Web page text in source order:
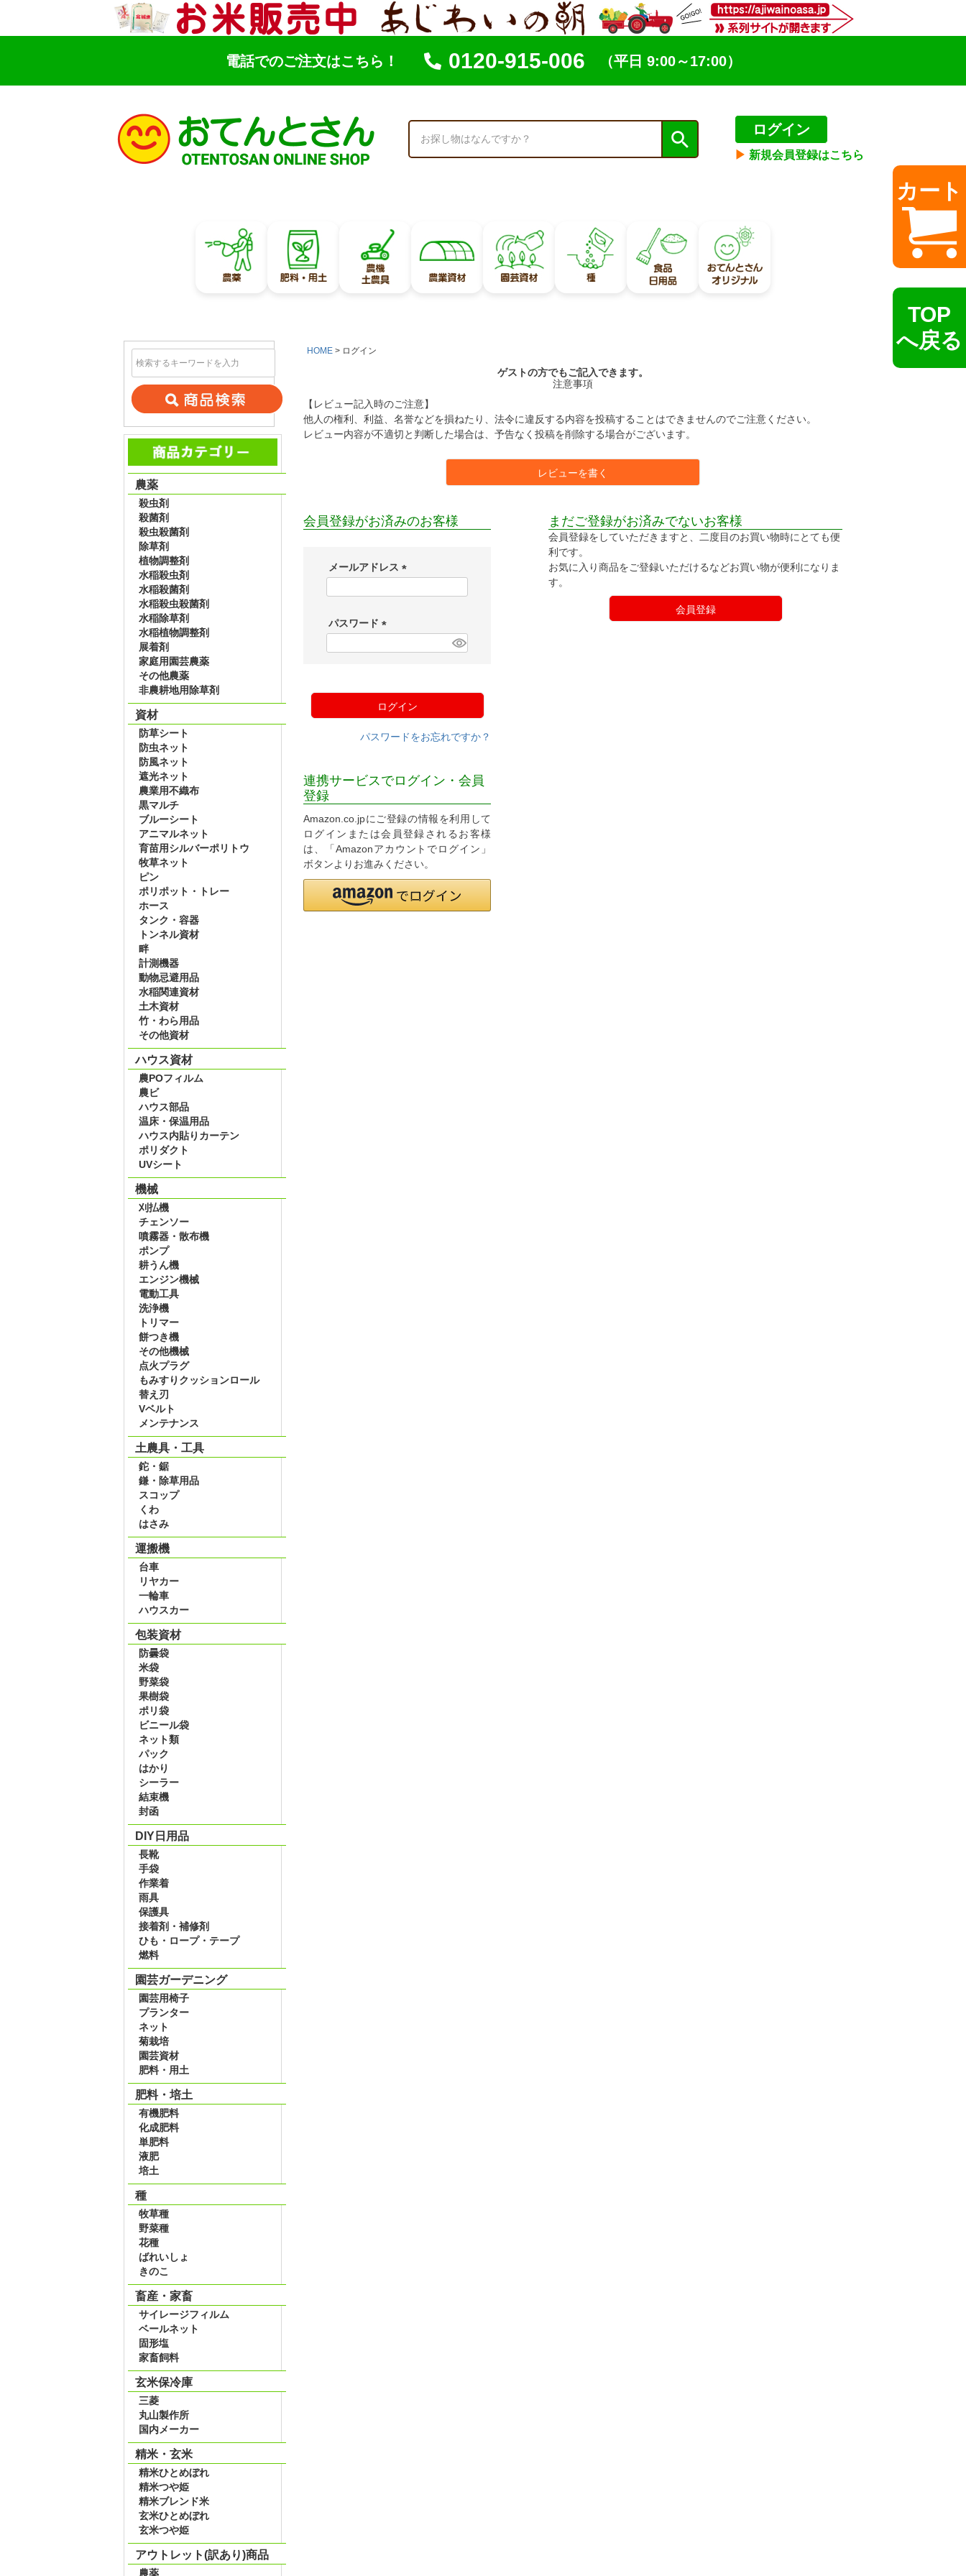
電話でのご注文はこちら！ 0120-915-006 （平日 9:00～17:00）
検索
ログイン
▶︎ 新規会員登録はこちら
カート
TOP
へ戻る
農薬
殺虫剤
殺菌剤
殺虫殺菌剤
除草剤
植物調整剤
水稲殺虫剤
水稲殺菌剤
水稲殺虫殺菌剤
水稲除草剤
水稲植物調整剤
展着剤
家庭用園芸農薬
その他農薬
非農耕地用除草剤
資材
防草シート
防虫ネット
防風ネット
遮光ネット
農業用不織布
黒マルチ
ブルーシート
アニマルネット
育苗用シルバーポリトウ
牧草ネット
ピン
ポリポット・トレー
ホース
タンク・容器
トンネル資材
畔
計測機器
動物忌避用品
水稲関連資材
土木資材
竹・わら用品
その他資材
ハウス資材
農POフィルム
農ビ
ハウス部品
温床・保温用品
ハウス内貼りカーテン
ポリダクト
UVシート
機械
刈払機
チェンソー
噴霧器・散布機
ポンプ
耕うん機
エンジン機械
電動工具
洗浄機
トリマー
餅つき機
その他機械
点火プラグ
もみすりクッションロール
替え刃
Vベルト
メンテナンス
土農具・工具
鉈・鋸
鎌・除草用品
スコップ
くわ
はさみ
運搬機
台車
リヤカー
一輪車
ハウスカー
包装資材
防曇袋
米袋
野菜袋
果樹袋
ポリ袋
ビニール袋
ネット類
パック
はかり
シーラー
結束機
封函
DIY日用品
長靴
手袋
作業着
雨具
保護具
接着剤・補修剤
ひも・ロープ・テープ
燃料
園芸ガーデニング
園芸用椅子
プランター
ネット
菊栽培
園芸資材
肥料・用土
肥料・培土
有機肥料
化成肥料
単肥料
液肥
培土
種
牧草種
野菜種
花種
ばれいしょ
きのこ
畜産・家畜
サイレージフィルム
ベールネット
固形塩
家畜飼料
玄米保冷庫
三菱
丸山製作所
国内メーカー
精米・玄米
精米ひとめぼれ
精米つや姫
精米ブレンド米
玄米ひとめぼれ
玄米つや姫
アウトレット(訳あり)商品
農薬
HOME ログイン
ゲストの方でもご記入できます。
注意事項
【レビュー記入時のご注意】
他人の権利、利益、名誉などを損ねたり、法令に違反する内容を投稿することはできませんのでご注意ください。
レビュー内容が不適切と判断した場合は、予告なく投稿を削除する場合がございます。
レビューを書く
会員登録がお済みのお客様
メールアドレス
)
パスワード
ログイン
パスワードをお忘れですか？
連携サービスでログイン・会員
登録
Amazon.co.jpにご登録の情報を利用して
ログインまたは会員登録されるお客様
は、「Amazonアカウントでログイン」
ボタンよりお進みください。
まだご登録がお済みでないお客様
会員登録をしていただきますと、二度目のお買い物時にとても便
利です。
お気に入り商品をご登録いただけるなどお買い物が便利になりま
す。
会員登録